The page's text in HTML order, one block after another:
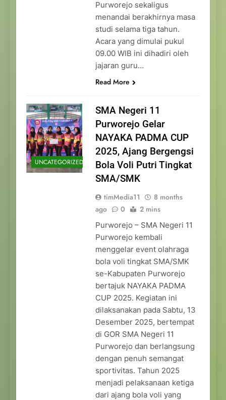
Purworejo sekaligus
menandai berakhirnya masa
studi selama tiga tahun.
Acara yang dimulai pukul
09.00 WIB ini dihadiri oleh
jajaran guru…
Read More
UNCATEGORIZED
SMA Negeri 11
Purworejo Gelar
NAYAKA PADMA CUP
2025, Ajang Bergengsi
Bola Voli Putri Tingkat
SMA/SMK
timMedia11
8 months
ago
0 2 mins
Purworejo – SMA Negeri 11
Purworejo kembali
menggelar event olahraga
bola voli tingkat SMA/SMK
se-Kabupaten Purworejo
bertajuk NAYAKA PADMA
CUP 2025. Kegiatan ini
dilaksanakan pada Sabtu, 13
Desember 2025, bertempat
di GOR SMA Negeri 11
Purworejo dan berlangsung
dengan penuh semangat
sportivitas. Tahun 2025
menjadi pelaksanaan ketiga
dari ajang bola voli yang